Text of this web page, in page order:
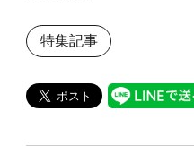
特集記事